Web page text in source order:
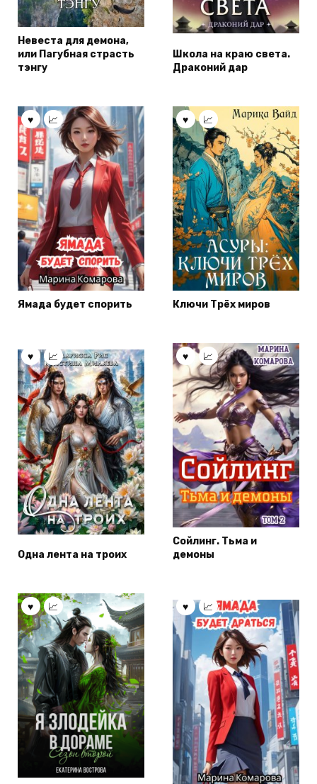
Невеста для демона,
или Пагубная страсть
тэнгу
Школа на краю света.
Драконий дар
Ямада будет спорить Ключи Трёх миров
Одна лента на троих
Сойлинг. Тьма и
демоны